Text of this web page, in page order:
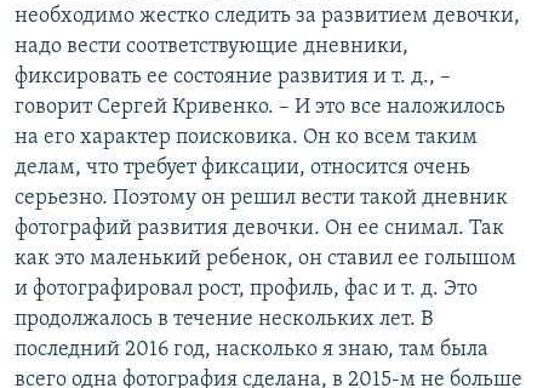
необходимо жестко следить за развитием девочки,
надо вести соответствующие дневники,
фиксировать ее состояние развития и т. д., –
говорит Сергей Кривенко. – И это все наложилось
на его характер поисковика. Он ко всем таким
делам, что требует фиксации, относится очень
серьезно. Поэтому он решил вести такой дневник
фотографий развития девочки. Он ее снимал. Так
как это маленький ребенок, он ставил ее голышом
и фотографировал рост, профиль, фас и т. д. Это
продолжалось в течение нескольких лет. В
последний 2016 год, насколько я знаю, там была
всего одна фотография сделана, в 2015-м не больше